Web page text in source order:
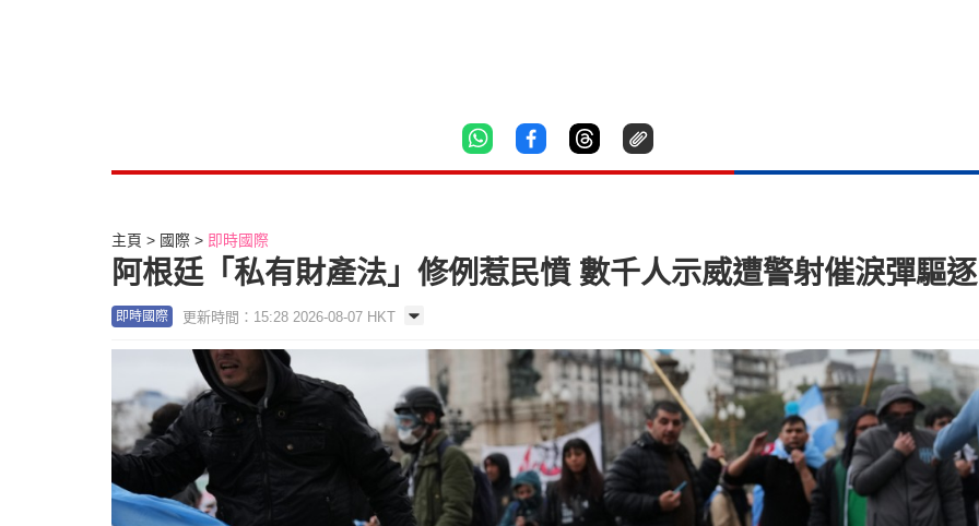
主頁 國際 即時國際
阿根廷「私有財產法」修例惹民憤 數千人示威遭警射催淚彈驅逐
即時國際 更新時間：15:28 2026-08-07 HKT